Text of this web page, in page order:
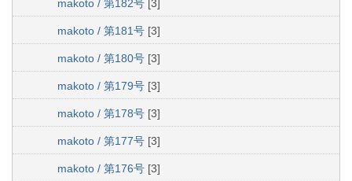
makoto / 第182号 [3]
makoto / 第181号 [3]
makoto / 第180号 [3]
makoto / 第179号 [3]
makoto / 第178号 [3]
makoto / 第177号 [3]
makoto / 第176号 [3]